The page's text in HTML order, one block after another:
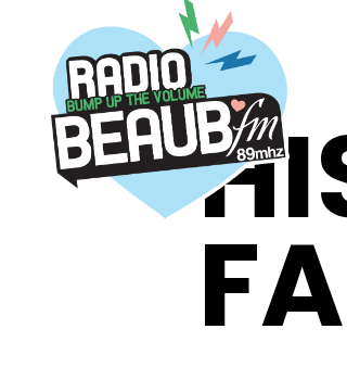
Panneau de gestion des cookies